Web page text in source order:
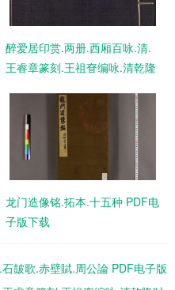
醉爱居印赏.两册.西厢百咏.清.
王睿章篆刻.王祖眘编咏.清乾隆
龙门造像铭.拓本.十五种 PDF电
子版下载
皷歌.赤壁賦.周公論 PDF电子版